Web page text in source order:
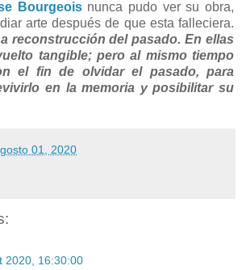
Bourgeoisnunca pudo ver su obra,
arte después de que esta falleciera.
reconstrucción del pasado. En ellas
tangible; pero al mismo tiempo
el fin de olvidar el pasado, para
en la memoria y posibilitar su
01, 2020
2020, 16:30:00